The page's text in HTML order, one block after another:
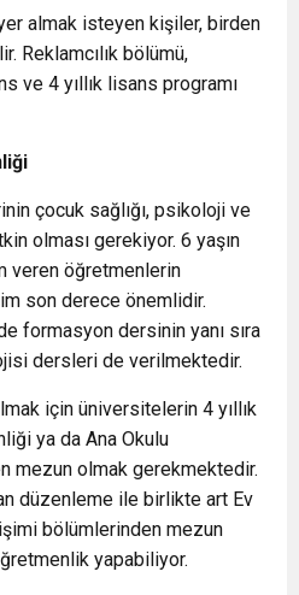
almak isteyen kişiler, birden
Reklamcılık bölümü,
ve 4 yıllık lisans programı
çocuk sağlığı, psikoloji ve
olması gerekiyor. 6 yaşın
veren öğretmenlerin
son derece önemlidir.
formasyon dersinin yanı sıra
dersleri de verilmektedir.
için üniversitelerin 4 yıllık
ya da Ana Okulu
mezun olmak gerekmektedir.
düzenleme ile birlikte art Ev
bölümlerinden mezun
yapabiliyor.